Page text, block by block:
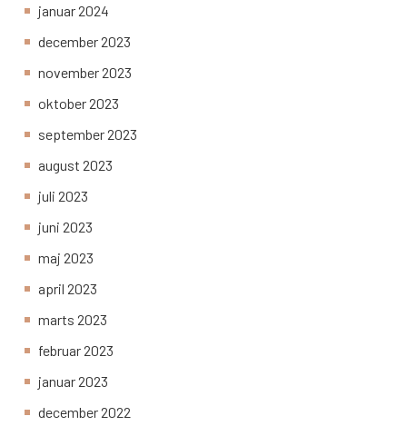
januar 2024
december 2023
november 2023
oktober 2023
september 2023
august 2023
juli 2023
juni 2023
maj 2023
april 2023
marts 2023
februar 2023
januar 2023
december 2022